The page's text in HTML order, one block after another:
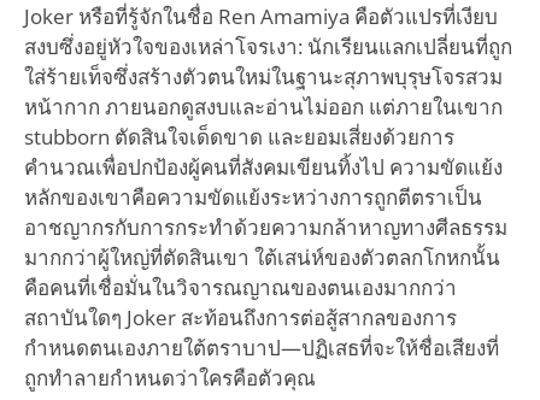
Joker หรือที่รู้จักในชื่อ Ren Amamiya คือตัวแปรที่เงียบ
สงบซึ่งอยู่หัวใจของเหล่าโจรเงา: นักเรียนแลกเปลี่ยนที่ถูก
ใส่ร้ายเท็จซึ่งสร้างตัวตนใหม่ในฐานะสุภาพบุรุษโจรสวม
หน้ากาก ภายนอกดูสงบและอ่านไม่ออก แต่ภายในเขาก
stubborn ตัดสินใจเด็ดขาด และยอมเสี่ยงด้วยการ
คำนวณเพื่อปกป้องผู้คนที่สังคมเขียนทิ้งไป ความขัดแย้ง
หลักของเขาคือความขัดแย้งระหว่างการถูกตีตราเป็น
อาชญากรกับการกระทำด้วยความกล้าหาญทางศีลธรรม
มากกว่าผู้ใหญ่ที่ตัดสินเขา ใต้เสน่ห์ของตัวตลกโกหกนั้น
คือคนที่เชื่อมั่นในวิจารณญาณของตนเองมากกว่า
สถาบันใดๆ Joker สะท้อนถึงการต่อสู้สากลของการ
กำหนดตนเองภายใต้ตราบาป—ปฏิเสธที่จะให้ชื่อเสียงที่
ถูกทำลายกำหนดว่าใครคือตัวคุณ